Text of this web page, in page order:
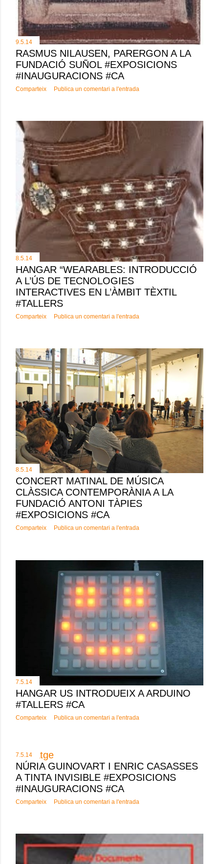
9.5.14
RASMUS NILAUSEN, PARERGON A LA
FUNDACIÓ SUÑOL #EXPOSICIONS
#INAUGURACIONS #CA
Comparteix Publica un comentari a l'entrada
8.5.14
HANGAR “WEARABLES: INTRODUCCIÓ
A L’ÚS DE TECNOLOGIES
INTERACTIVES EN L’ÀMBIT TÈXTIL
#TALLERS
Comparteix Publica un comentari a l'entrada
8.5.14
CONCERT MATINAL DE MÚSICA
CLÀSSICA CONTEMPORÀNIA A LA
FUNDACIÓ ANTONI TÀPIES
#EXPOSICIONS #CA
Comparteix Publica un comentari a l'entrada
7.5.14
HANGAR US INTRODUEIX A ARDUINO
#TALLERS #CA
Comparteix Publica un comentari a l'entrada
7.5.14
NÚRIA GUINOVART I ENRIC CASASSES
A TINTA INVISIBLE #EXPOSICIONS
#INAUGURACIONS #CA
Comparteix Publica un comentari a l'entrada